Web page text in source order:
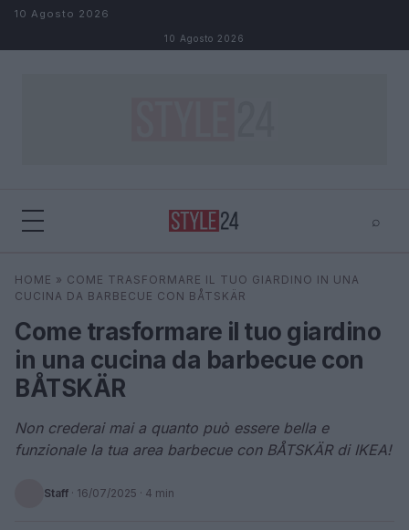
Salta al contenuto
10 Agosto 2026
10 Agosto 2026
⌕
Cerca ⌕
HOME » COME TRASFORMARE IL TUO GIARDINO IN UNA
CUCINA DA BARBECUE CON BÅTSKÄR
Come trasformare il tuo giardino
in una cucina da barbecue con
BÅTSKÄR
Non crederai mai a quanto può essere bella e
funzionale la tua area barbecue con BÅTSKÄR di IKEA!
Staff · 16/07/2025 · 4 min